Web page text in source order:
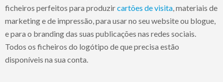
ficheiros perfeitos para produzircartões de visita , materiais de
marketing e de impressão, para usar no seu website ou blogue,
e para o branding das suas publicações nas redes sociais.
Todos os ficheiros do logótipo de que precisa estão
disponíveis na sua conta.